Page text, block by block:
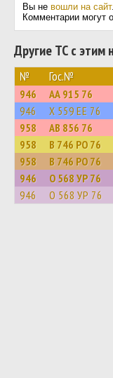
Вы не вошли на сайт.
Комментарии могут
Другие ТС с этим
№ Гос.№
946 АА 915 76
946 Х 559 ЕЕ 76
958 АВ 856 76
958 В 746 РО 76
958 В 746 РО 76
946 О 568 УР 76
946 О 568 УР 76